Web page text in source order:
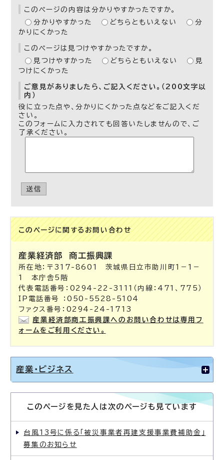
このページの内容は分かりやすかったですか。
分かりやすかった
どちらともいえない
分
かりにくかった
このページは見つけやすかったですか。
見つけやすかった
どちらともいえない
見
つけにくかった
ご意見がありましたら、ご記入ください。（200文字以
内）
役に立った点や、分かりにくかった点などをご記入くだ
さい。
このフォームに入力されても回答いたしませんので、ご
了承ください。
送信
このページに関する お問い合わせ
産業経済部商工振興課
所在地：〒317-8601 茨城県日立市助川町1－1－
1 本庁舎5階
代表電話番号：0294-22-3111（内線：471、775）
IP電話番号 ：050-5528-5104
ファクス番号：0294-24-1713
産業経済部商工振興課へのお問い合わせは専用フ
ォームをご利用ください。
産業・ビジネス
このページを見た人は次のページも見ています
台風13号に係る「被災事業者再建支援事業費補助金」
募集のお知らせ